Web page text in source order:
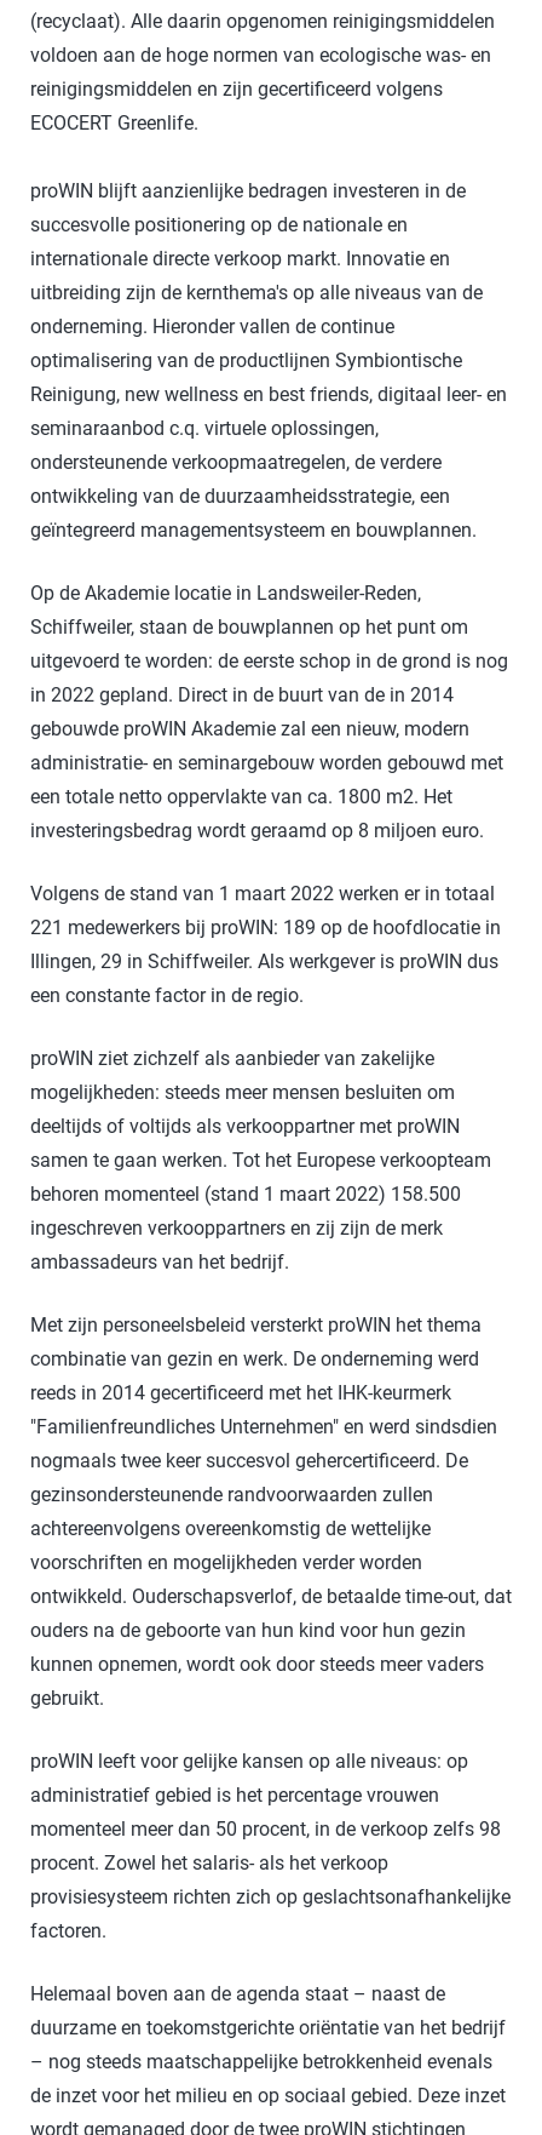
(recyclaat). Alle daarin opgenomen reinigingsmiddelen
voldoen aan de hoge normen van ecologische was- en
reinigingsmiddelen en zijn gecertificeerd volgens
ECOCERT Greenlife.
proWIN blijft aanzienlijke bedragen investeren in de
succesvolle positionering op de nationale en
internationale directe verkoop markt. Innovatie en
uitbreiding zijn de kernthema's op alle niveaus van de
onderneming. Hieronder vallen de continue
optimalisering van de productlijnen Symbiontische
Reinigung, new wellness en best friends, digitaal leer- en
seminaraanbod c.q. virtuele oplossingen,
ondersteunende verkoopmaatregelen, de verdere
ontwikkeling van de duurzaamheidsstrategie, een
geïntegreerd managementsysteem en bouwplannen.
Op de Akademie locatie in Landsweiler-Reden,
Schiffweiler, staan de bouwplannen op het punt om
uitgevoerd te worden: de eerste schop in de grond is nog
in 2022 gepland. Direct in de buurt van de in 2014
gebouwde proWIN Akademie zal een nieuw, modern
administratie- en seminargebouw worden gebouwd met
een totale netto oppervlakte van ca. 1800 m2. Het
investeringsbedrag wordt geraamd op 8 miljoen euro.
Volgens de stand van 1 maart 2022 werken er in totaal
221 medewerkers bij proWIN: 189 op de hoofdlocatie in
Illingen, 29 in Schiffweiler. Als werkgever is proWIN dus
een constante factor in de regio.
proWIN ziet zichzelf als aanbieder van zakelijke
mogelijkheden: steeds meer mensen besluiten om
deeltijds of voltijds als verkooppartner met proWIN
samen te gaan werken. Tot het Europese verkoopteam
behoren momenteel (stand 1 maart 2022) 158.500
ingeschreven verkooppartners en zij zijn de merk
ambassadeurs van het bedrijf.
Met zijn personeelsbeleid versterkt proWIN het thema
combinatie van gezin en werk. De onderneming werd
reeds in 2014 gecertificeerd met het IHK-keurmerk
"Familienfreundliches Unternehmen" en werd sindsdien
nogmaals twee keer succesvol gehercertificeerd. De
gezinsondersteunende randvoorwaarden zullen
achtereenvolgens overeenkomstig de wettelijke
voorschriften en mogelijkheden verder worden
ontwikkeld. Ouderschapsverlof, de betaalde time-out, dat
ouders na de geboorte van hun kind voor hun gezin
kunnen opnemen, wordt ook door steeds meer vaders
gebruikt.
proWIN leeft voor gelijke kansen op alle niveaus: op
administratief gebied is het percentage vrouwen
momenteel meer dan 50 procent, in de verkoop zelfs 98
procent. Zowel het salaris- als het verkoop
provisiesysteem richten zich op geslachtsonafhankelijke
factoren.
Helemaal boven aan de agenda staat – naast de
duurzame en toekomstgerichte oriëntatie van het bedrijf
– nog steeds maatschappelijke betrokkenheid evenals
de inzet voor het milieu en op sociaal gebied. Deze inzet
wordt gemanaged door de twee proWIN stichtingen